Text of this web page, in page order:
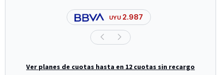
UYU 2.987
Ver planes de cuotas hasta en 12 cuotas sin recargo